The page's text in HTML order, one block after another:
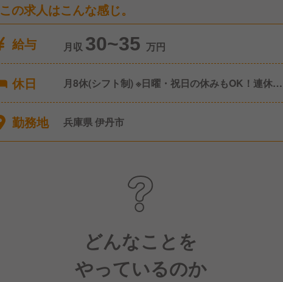
この求人はこんな感じ。
給与
月収 30~35 万円
休日
月8休(シフト制) ※日曜・祝日の休みもOK！連休取
ト◎ 公休2日+有給5日の計7連休が取得可能！ ※有
給休暇年間10日～20日 （当社規定により勤続ヶ月
勤務地 兵庫県 伊丹市
どんなことを
やっているのか